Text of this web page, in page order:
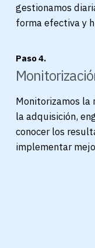
gestionamos
forma efectiva y
Paso 4.
Monitorizamos la
la adquisición,
conocer los
implementar